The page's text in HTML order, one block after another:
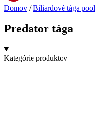
Domov /Biliardové tága pool
Predator tága
Kategórie produktov